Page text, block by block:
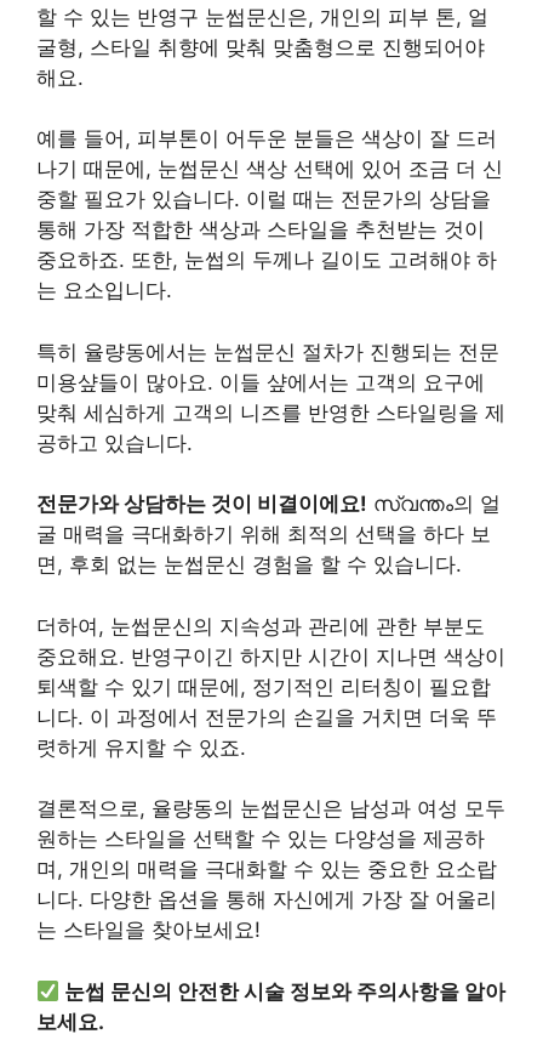
할 수 있는 반영구 눈썹문신은, 개인의 피부 톤, 얼
굴형, 스타일 취향에 맞춰 맞춤형으로 진행되어야
해요.
예를 들어, 피부톤이 어두운 분들은 색상이 잘 드러
나기 때문에, 눈썹문신 색상 선택에 있어 조금 더 신
중할 필요가 있습니다. 이럴 때는 전문가의 상담을
통해 가장 적합한 색상과 스타일을 추천받는 것이
중요하죠. 또한, 눈썹의 두께나 길이도 고려해야 하
는 요소입니다.
특히 율량동에서는 눈썹문신 절차가 진행되는 전문
미용샾들이 많아요. 이들 샾에서는 고객의 요구에
맞춰 세심하게 고객의 니즈를 반영한 스타일링을 제
공하고 있습니다.
전문가와 상담하는 것이 비결이에요! സ്വന്തം의 얼
굴 매력을 극대화하기 위해 최적의 선택을 하다 보
면, 후회 없는 눈썹문신 경험을 할 수 있습니다.
더하여, 눈썹문신의 지속성과 관리에 관한 부분도
중요해요. 반영구이긴 하지만 시간이 지나면 색상이
퇴색할 수 있기 때문에, 정기적인 리터칭이 필요합
니다. 이 과정에서 전문가의 손길을 거치면 더욱 뚜
렷하게 유지할 수 있죠.
결론적으로, 율량동의 눈썹문신은 남성과 여성 모두
원하는 스타일을 선택할 수 있는 다양성을 제공하
며, 개인의 매력을 극대화할 수 있는 중요한 요소랍
니다. 다양한 옵션을 통해 자신에게 가장 잘 어울리
는 스타일을 찾아보세요!
눈썹 문신의 안전한 시술 정보와 주의사항을 알아
보세요.